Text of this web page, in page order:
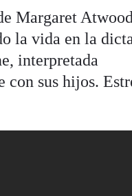
Margaret
la vida en la
interpretada
con sus hijos.